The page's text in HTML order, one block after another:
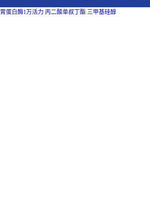
胃蛋白酶1万活力 丙二酸单叔丁酯 三甲基硅醇